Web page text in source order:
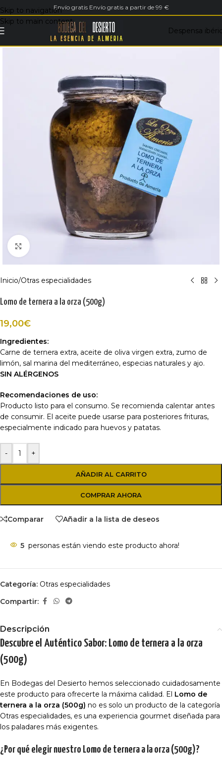
Skip to navigation
Skip to main content
Envío gratis Envío gratis a partir de 99 €
Despensa
Haga Click para agrandar
Inicio/Otras especialidades
Lomo de ternera a la orza (500g)
19,00€
Ingredientes:
Carne de ternera extra, aceite de oliva virgen extra, zumo de
limón, sal marina del mediterráneo, especias naturales y ajo.
SIN ALÉRGENOS
Recomendaciones de uso:
Producto listo para el consumo. Se recomienda calentar antes
de consumir. El aceite puede usarse para posteriores frituras,
especialmente indicado para huevos y patatas.
- +
AÑADIR AL CARRITO
COMPRAR AHORA
Comparar Añadir a la lista de deseos
5 personas están viendo este producto ahora!
Categoría: Otras especialidades
Compartir:
Descripción
Descubre el Auténtico Sabor: Lomo de ternera a la orza
(500g)
En Bodegas del Desierto hemos seleccionado cuidadosamente
este producto para ofrecerte la máxima calidad. El Lomo de
ternera a la orza (500g) no es solo un producto de la categoría
Otras especialidades, es una experiencia gourmet diseñada para
los paladares más exigentes.
¿Por qué elegir nuestro Lomo de ternera a la orza (500g)?